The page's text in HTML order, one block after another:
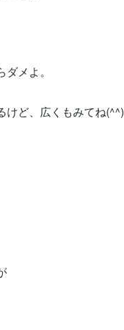
メよ。
けど、広くもみてね(^^)